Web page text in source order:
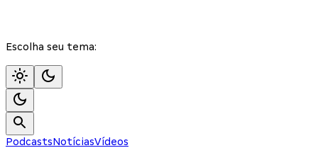
Escolha seu tema:
PodcastsNotíciasVídeos